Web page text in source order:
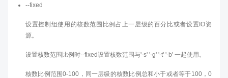
--fixed
设置控制组使用的核数范围比例占上一层级的百分比或者设置IO资
源。
设置核数范围比例时--fixed设置核数范围与'-s' '-g' '-t' '-b' 一起使用。
核数比例范围0-100，同一层级的核数比例总和小于或者等于100，0